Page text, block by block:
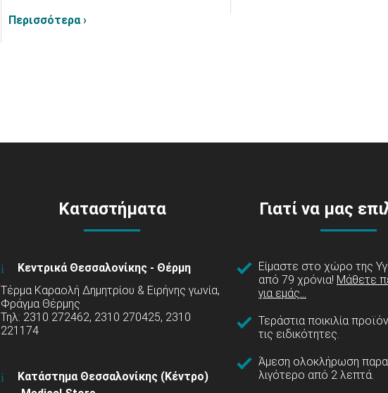
Περισσότερα ›
Καταστήματα
Κεντρικά Θεσσαλονίκης - Θέρμη
Τέρμα Καραολή Δημητρίου & Ειρήνης γωνία,
Φράγμα Θέρμης
Τηλ: 2310 272462, 2310 270425, 2310
221174
Κατάστημα Θεσσαλονίκης (Κέντρο)
Γιατί να μας
Είμαστε στο χώρο της
από 79 χρόνια! Μάθετε
για εμάς...
Τεράστια ποικιλία
τις ειδικότητες.
Άμεση ολοκλήρωση
λιγότερο από 2 λεπτά.